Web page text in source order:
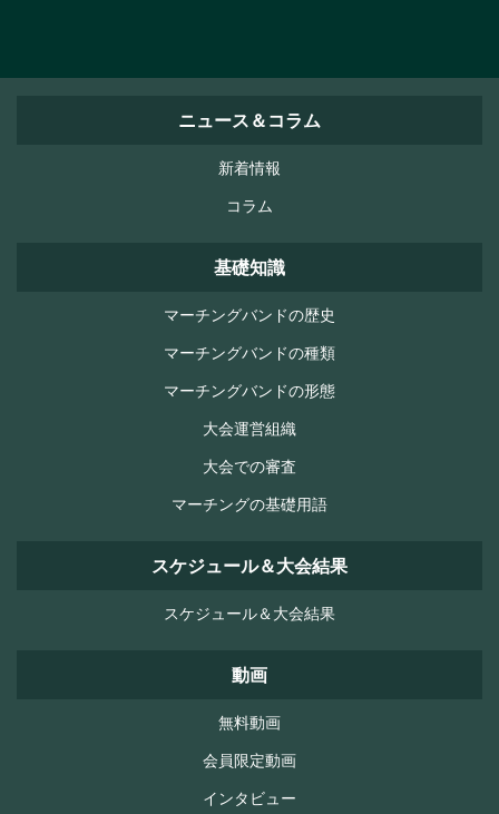
ニュース＆コラム
新着情報
コラム
基礎知識
マーチングバンドの歴史
マーチングバンドの種類
マーチングバンドの形態
大会運営組織
大会での審査
マーチングの基礎用語
スケジュール＆大会結果
スケジュール＆大会結果
動画
無料動画
会員限定動画
インタビュー